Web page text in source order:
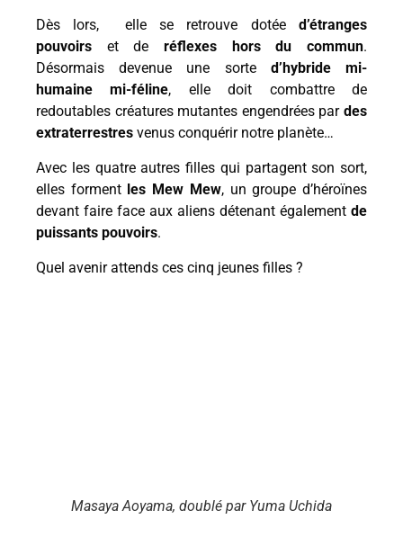
Dès lors, elle se retrouve dotée d’étranges
pouvoirs et de réflexes hors du commun.
Désormais devenue une sorte d’hybride mi-
humaine mi-féline, elle doit combattre de
redoutables créatures mutantes engendrées par des
extraterrestres venus conquérir notre planète…
Avec les quatre autres filles qui partagent son sort,
elles forment les Mew Mew, un groupe d’héroïnes
devant faire face aux aliens détenant également de
puissants pouvoirs.
Quel avenir attends ces cinq jeunes filles ?
Masaya Aoyama, doublé par Yuma Uchida